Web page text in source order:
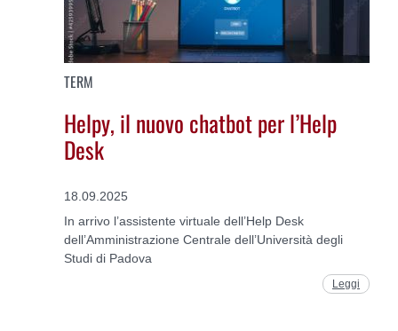
TERM
Helpy, il nuovo chatbot per l’Help
Desk
18.09.2025
In arrivo l’assistente virtuale dell’Help Desk
dell’Amministrazione Centrale dell’Università degli
Studi di Padova
Leggi